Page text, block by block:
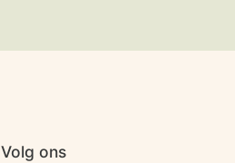
Volg ons